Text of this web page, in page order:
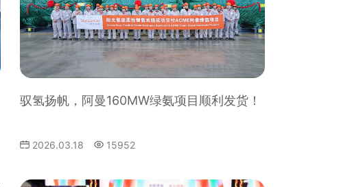
驭氢扬帆，阿曼160MW绿氨项目顺利发货！
2026.03.18 15952